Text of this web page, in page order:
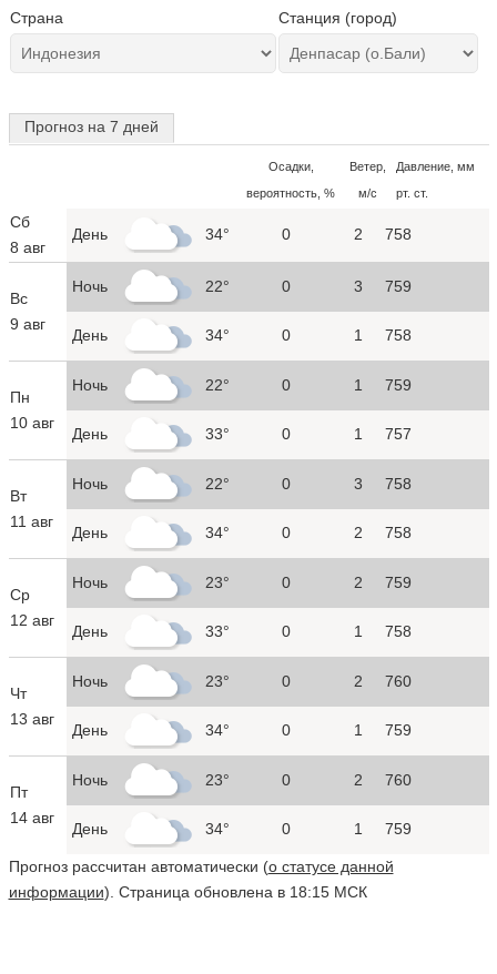
Страна Станция (город)
Прогноз на 7 дней
Осадки,
вероятность, %
Ветер,
м/с
Давление, мм
рт. ст.
Сб
8 авг
День 34° 0 2 758
Вс
9 авг
Ночь 22° 0 3 759
День 34° 0 1 758
Пн
10 авг
Ночь 22° 0 1 759
День 33° 0 1 757
Вт
11 авг
Ночь 22° 0 3 758
День 34° 0 2 758
Ср
12 авг
Ночь 23° 0 2 759
День 33° 0 1 758
Чт
13 авг
Ночь 23° 0 2 760
День 34° 0 1 759
Пт
14 авг
Ночь 23° 0 2 760
День 34° 0 1 759
Прогноз рассчитан автоматически (о статусе данной
информации). Страница обновлена в 18:15 МСК